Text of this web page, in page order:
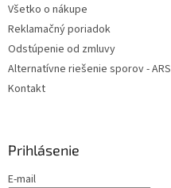
Všetko o nákupe
Reklamačný poriadok
Odstúpenie od zmluvy
Alternatívne riešenie sporov - ARS
Kontakt
Prihlásenie
E-mail